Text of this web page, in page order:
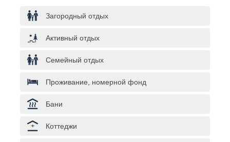
Загородный отдых
Активный отдых
Семейный отдых
Проживание, номерной фонд
Бани
Коттеджи